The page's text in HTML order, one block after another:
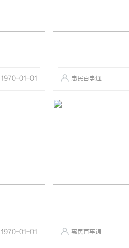
1970-01-01 惠民百事通
1970-01-01 惠民百事通